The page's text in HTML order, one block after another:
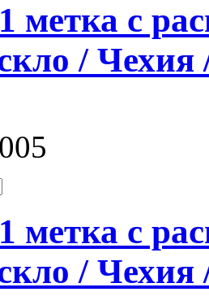
метка с
/ Чехия
метка с
/ Чехия